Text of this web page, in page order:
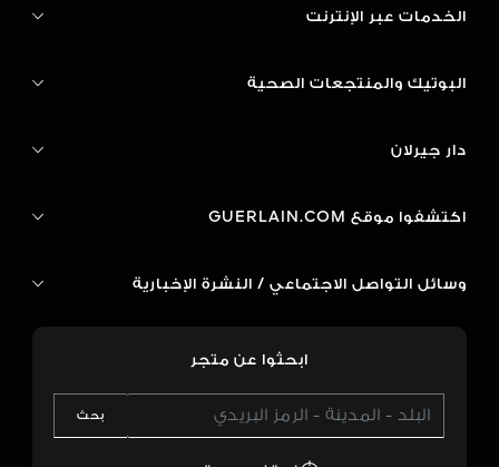
الخدمات عبر الإنترنت
البوتيك والمنتجعات الصحية
دار جيرلان
اكتشفوا موقع GUERLAIN.COM
وسائل التواصل الاجتماعي / النشرة الإخبارية
ابحثوا عن متجر
بحث